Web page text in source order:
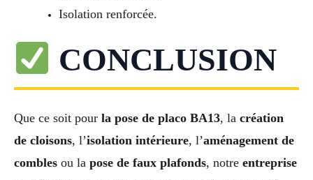
Isolation renforcée.
CONCLUSION
Que ce soit pour la pose de placo BA13, la création
de cloisons, l’isolation intérieure, l’aménagement de
combles ou la pose de faux plafonds, notre entreprise